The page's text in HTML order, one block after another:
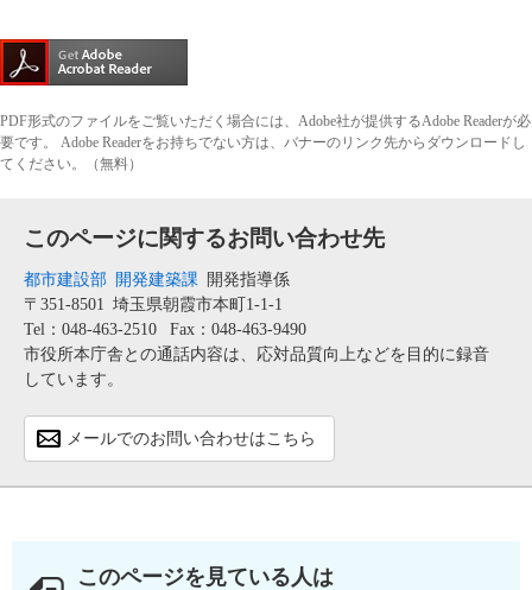
PDF形式のファイルをご覧いただく場合には、Adobe社が提供するAdobe Readerが必
要です。
Adobe Readerをお持ちでない方は、バナーのリンク先からダウンロードし
てください。（無料）
このページに関するお問い合わせ先
都市建設部 開発建築課
開発指導係
〒351-8501 埼玉県朝霞市本町1-1-1
Tel：048-463-2510
Fax：048-463-9490
市役所本庁舎との通話内容は、応対品質向上などを目的に録音
しています。
メールでのお問い合わせはこちら
このページを見ている人は